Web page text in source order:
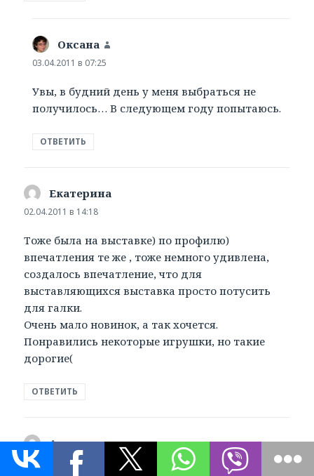
Оксана
03.04.2011 в 07:25
Увы, в будний день у меня выбраться не
получилось… В следующем году попытаюсь.
ОТВЕТИТЬ
Екатерина
02.04.2011 в 14:18
Тоже была на выставке) по профилю)
впечатления те же , тоже немного удивлена,
создалось впечатление, что для
выставляющихся выставка просто потусить
для галки.
Очень мало новинок, а так хочется.
Понравились некоторые игрушки, но такие
дорогие(
ОТВЕТИТЬ
Алена:
02.04.2011 в 21:25